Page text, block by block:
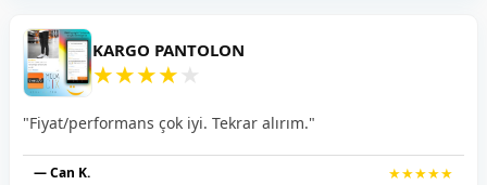
KARGO PANTOLON
★★★★ ★
"Fiyat/performans çok iyi. Tekrar alırım."
— Can K. ★★★★★